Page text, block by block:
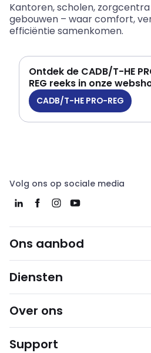
Kantoren, scholen,
gebouwen – waar comfort,
efficiëntie samenkomen.
Ontdek de CADB/T-HE
REG reeks in onze
CADB/T-HE PRO-REG
Volg ons op sociale media
Ons aanbod
Diensten
Over ons
Support